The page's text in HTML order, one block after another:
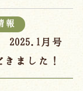
報
2025.1月号
ました！